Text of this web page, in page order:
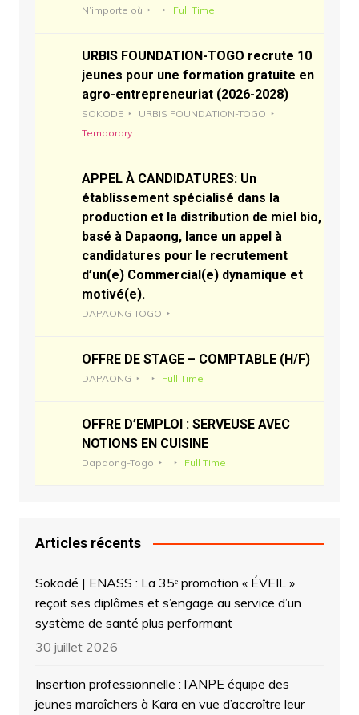
N’importe où Full Time
URBIS FOUNDATION-TOGO recrute 10
jeunes pour une formation gratuite en
agro-entrepreneuriat (2026-2028)
SOKODE
URBIS FOUNDATION-TOGO
Temporary
APPEL À CANDIDATURES: Un
établissement spécialisé dans la
production et la distribution de miel bio,
basé à Dapaong, lance un appel à
candidatures pour le recrutement
d’un(e) Commercial(e) dynamique et
motivé(e).
DAPAONG TOGO
OFFRE DE STAGE – COMPTABLE (H/F)
DAPAONG Full Time
OFFRE D’EMPLOI : SERVEUSE AVEC
NOTIONS EN CUISINE
Dapaong-Togo Full Time
Articles récents
Sokodé | ENASS : La 35ᵉ promotion « ÉVEIL »
reçoit ses diplômes et s’engage au service d’un
système de santé plus performant
30 juillet 2026
Insertion professionnelle : l’ANPE équipe des
jeunes maraîchers à Kara en vue d’accroître leur